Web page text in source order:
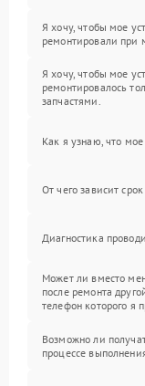
Я хочу, чтобы мое
ремонтировали при
Я хочу, чтобы мое
ремонтировалось
запчастями.
Как я узнаю, что мое
От чего зависит
Диагностика
Может ли вместо
после ремонта
телефон которого я
Возможно ли
процессе